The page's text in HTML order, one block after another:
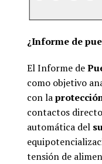
¿Informe de
El Informe de
como objetivo
con la
contactos
automática del
tensión de